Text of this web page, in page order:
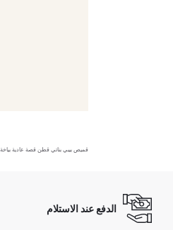
قميص بيبي بناتي قطن قصة عادية
الدفع عند الاستلام